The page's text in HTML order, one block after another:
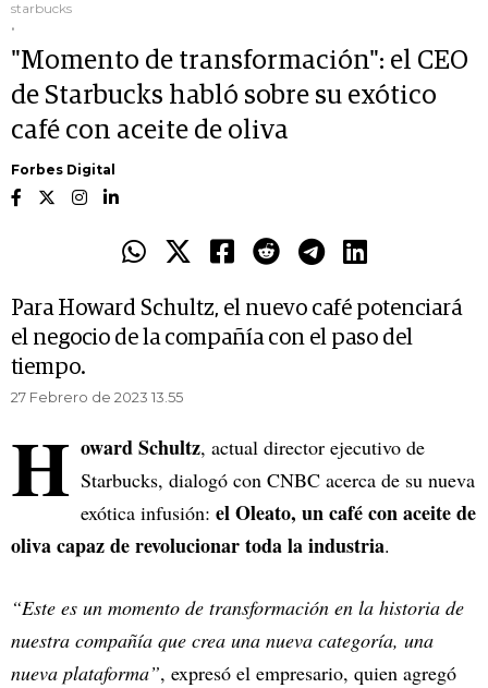
starbucks
.
"Momento de transformación": el CEO
de Starbucks habló sobre su exótico
café con aceite de oliva
Forbes Digital
Para Howard Schultz, el nuevo café potenciará
el negocio de la compañía con el paso del
tiempo.
27 Febrero de 2023 13.55
H oward Schultz, actual director ejecutivo de
Starbucks, dialogó con CNBC acerca de su nueva
exótica infusión: el Oleato, un café con aceite de
oliva capaz de revolucionar toda la industria.
“Este es un momento de transformación en la historia de
nuestra compañía que crea una nueva categoría, una
nueva plataforma”, expresó el empresario, quien agregó